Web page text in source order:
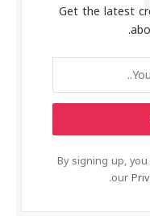
Get the latest
By signing up,
our